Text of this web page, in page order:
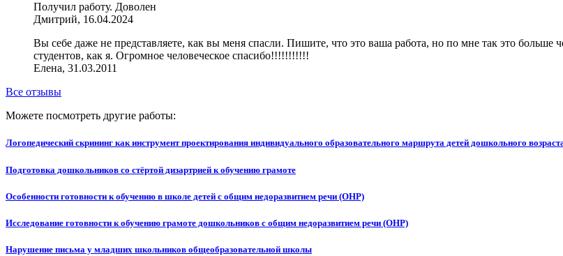
Получил работу. Доволен
Дмитрий, 16.04.2024
Вы себе даже не представляете, как вы меня спасли. Пишите, что это ваша работа, но по мне так это больше
студентов, как я. Огромное человеческое спасибо!!!!!!!!!!!
Елена, 31.03.2011
Все отзывы
Можете посмотреть другие работы:
Логопедический скрининг как инструмент проектирования индивидуального образовательного маршрута детей дошкольного
Подготовка дошкольников со стёртой дизартрией к обучению грамоте
Особенности готовности к обучению в школе детей с общим недоразвитием речи (ОНР)
Исследование готовности к обучению грамоте дошкольников с общим недоразвитием речи (ОНР)
Нарушение письма у младших школьников общеобразовательной школы